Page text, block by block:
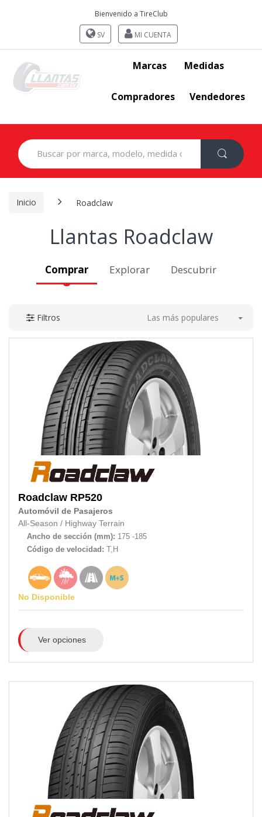
Bienvenido a TireClub
SV MI CUENTA
Marcas Medidas
Compradores Vendedores
Search
for:
Inicio Roadclaw
Llantas Roadclaw
Comprar Explorar Descubrir
Filtros Las más populares
Roadclaw RP520
Automóvil de Pasajeros
All-Season / Highway Terrain
Ancho de sección (mm): 175 -185
Código de velocidad: T,H
No Disponible
Ver opciones